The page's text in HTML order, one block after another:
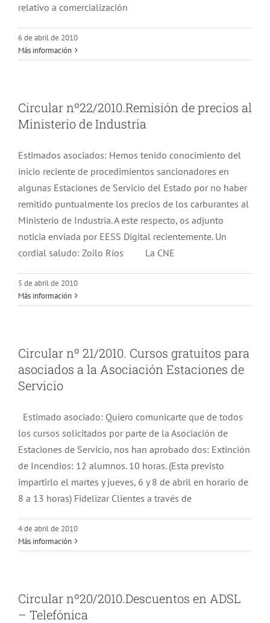
relativo a comercialización
6 de abril de 2010
Más información
Circular nº22/2010.Remisión de precios al
Ministerio de Industria
Estimados asociados: Hemos tenido conocimiento del
inicio reciente de procedimientos sancionadores en
algunas Estaciones de Servicio del Estado por no haber
remitido puntualmente los precios de los carburantes al
Ministerio de Industria. A este respecto, os adjunto
noticia enviada por EESS Digital recientemente. Un
cordial saludo: Zoilo Ríos La CNE
5 de abril de 2010
Más información
Circular nº 21/2010. Cursos gratuitos para
asociados a la Asociación Estaciones de
Servicio
Estimado asociado: Quiero comunicarte que de todos
los cursos solicitados por parte de la Asociación de
Estaciones de Servicio, nos han aprobado dos: Extinción
de Incendios: 12 alumnos. 10 horas. (Esta previsto
impartirlo el martes y jueves, 6 y 8 de abril en horario de
8 a 13 horas) Fidelizar Clientes a través de
4 de abril de 2010
Más información
Circular nº20/2010.Descuentos en ADSL
– Telefónica